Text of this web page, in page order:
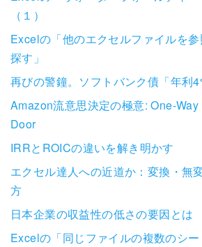
（１）
Excelの「他のエクセルファイルを
探す」
再びの警鐘。ソフトバンク債「年利
Amazon流意思決定の極意: One-
Door
IRRとROICの違いを解き明かす
エクセル達人への近道か：変換・無
方
日本企業の収益性の低さの要因とは
Excelの「同じファイルの複数のシ